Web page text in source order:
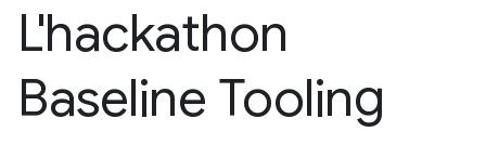
L'hackathon
Baseline Tooling